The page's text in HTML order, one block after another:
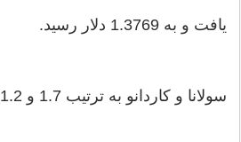
یافت و به 1.3769 دلار رسید.
سولانا و کاردانو به ترتیب 1.7 و 1.2 درصد رشد کردند.